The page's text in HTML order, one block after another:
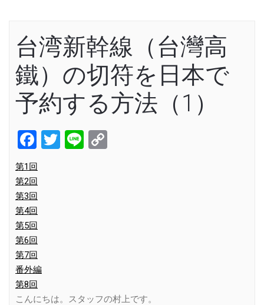
台湾新幹線（台灣高
鐵）の切符を日本で
予約する方法（1）
Facebook
Twitter
Line
第1回
第2回
第3回
第4回
第5回
第6回
第7回
番外編
第8回
こんにちは。スタッフの村上です。